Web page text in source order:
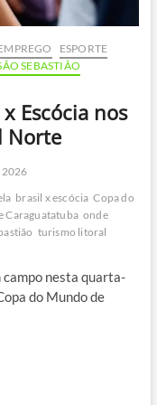
ESPORTE
SEBASTIÃO
Escócia nos
Norte
2026
brasil x escócia Copa do
Caraguatatuba onde
turismo litoral
nesta quarta-
do Mundo de